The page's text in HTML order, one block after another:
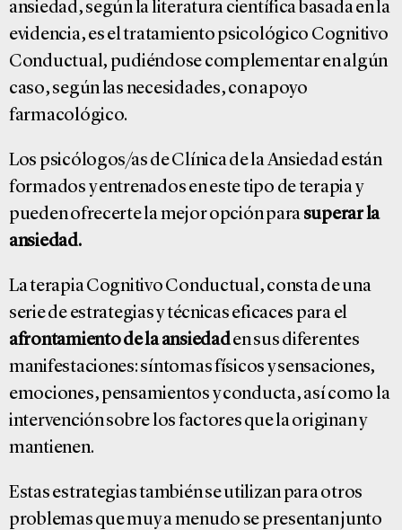
ansiedad, según la literatura científica basada en la
evidencia, es el tratamiento psicológico Cognitivo
Conductual, pudiéndose complementar en algún
caso, según las necesidades, con apoyo
farmacológico.
Los psicólogos/as de Clínica de la Ansiedad están
formados y entrenados en este tipo de terapia y
pueden ofrecerte la mejor opción para superar la
ansiedad.
La terapia Cognitivo Conductual, consta de una
serie de estrategias y técnicas eficaces para el
afrontamiento de la ansiedaden sus diferentes
manifestaciones: síntomas físicos y sensaciones,
emociones, pensamientos y conducta, así como la
intervención sobre los factores que la originan y
mantienen.
Estas estrategias también se utilizan para otros
problemas que muy a menudo se presentan junto